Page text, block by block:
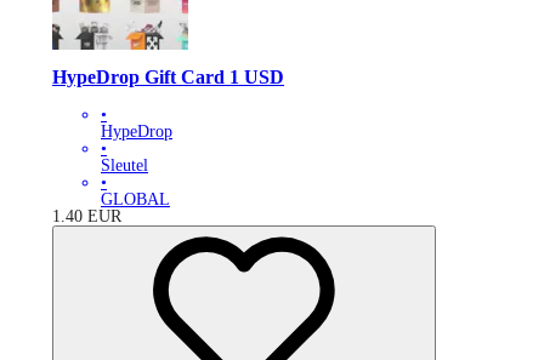
HypeDrop Gift Card 1 USD
•
HypeDrop
•
Sleutel
•
GLOBAL
1.40 EUR